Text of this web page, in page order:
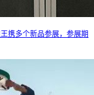
携多个新品参展，参展期